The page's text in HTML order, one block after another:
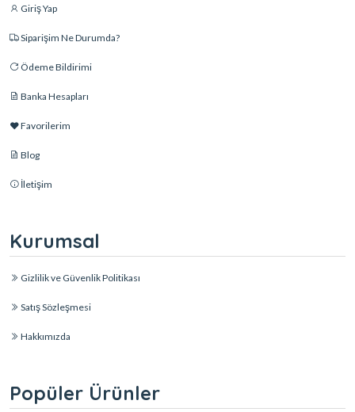
Giriş Yap
Siparişim Ne Durumda?
Ödeme Bildirimi
Banka Hesapları
Favorilerim
Blog
İletişim
Kurumsal
Gizlilik ve Güvenlik Politikası
Satış Sözleşmesi
Hakkımızda
Popüler Ürünler